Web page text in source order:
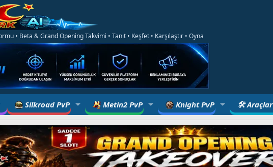
• Beta & Grand Opening Takvimi • Tanıt • Keşfet • Karşılaştır • Oyna
Silkroad PvP Metin2 PvP Knight PvP 🛠 Araçlar